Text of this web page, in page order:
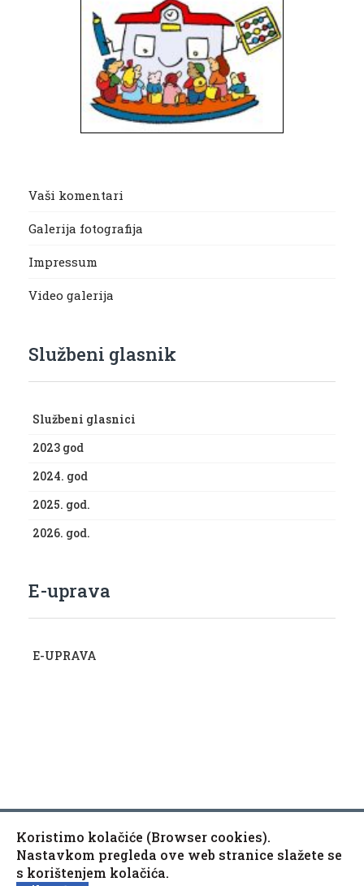
Vaši komentari
Galerija fotografija
Impressum
Video galerija
Službeni glasnik
Službeni glasnici
2023 god
2024. god
2025. god.
2026. god.
E-uprava
E-UPRAVA
Copyright © 2010-2020 Općina Kaptol, Školska 3, 34334
Kaptol
Koristimo kolačiće (Browser cookies).
Nastavkom pregleda ove web stranice slažete se
s korištenjem kolačića.